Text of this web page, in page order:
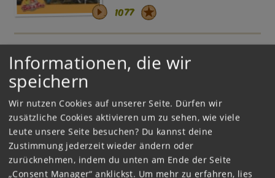
1077
Bibi & Tina - Das Wettreiten
03:04 Minuten
Bibi & Tina - Alex und das Internat
851
Informationen, die wir
speichern
Wir nutzen Cookies auf unserer Seite. Dürfen wir
zusätzliche Cookies aktivieren um zu sehen, wie viele
Leute unsere Seite besuchen? Du kannst deine
Zustimmung jederzeit wieder ändern oder
zurücknehmen, indem du unten am Ende der Seite
„Consent Manager“ anklickst. Um mehr zu erfahren, lies